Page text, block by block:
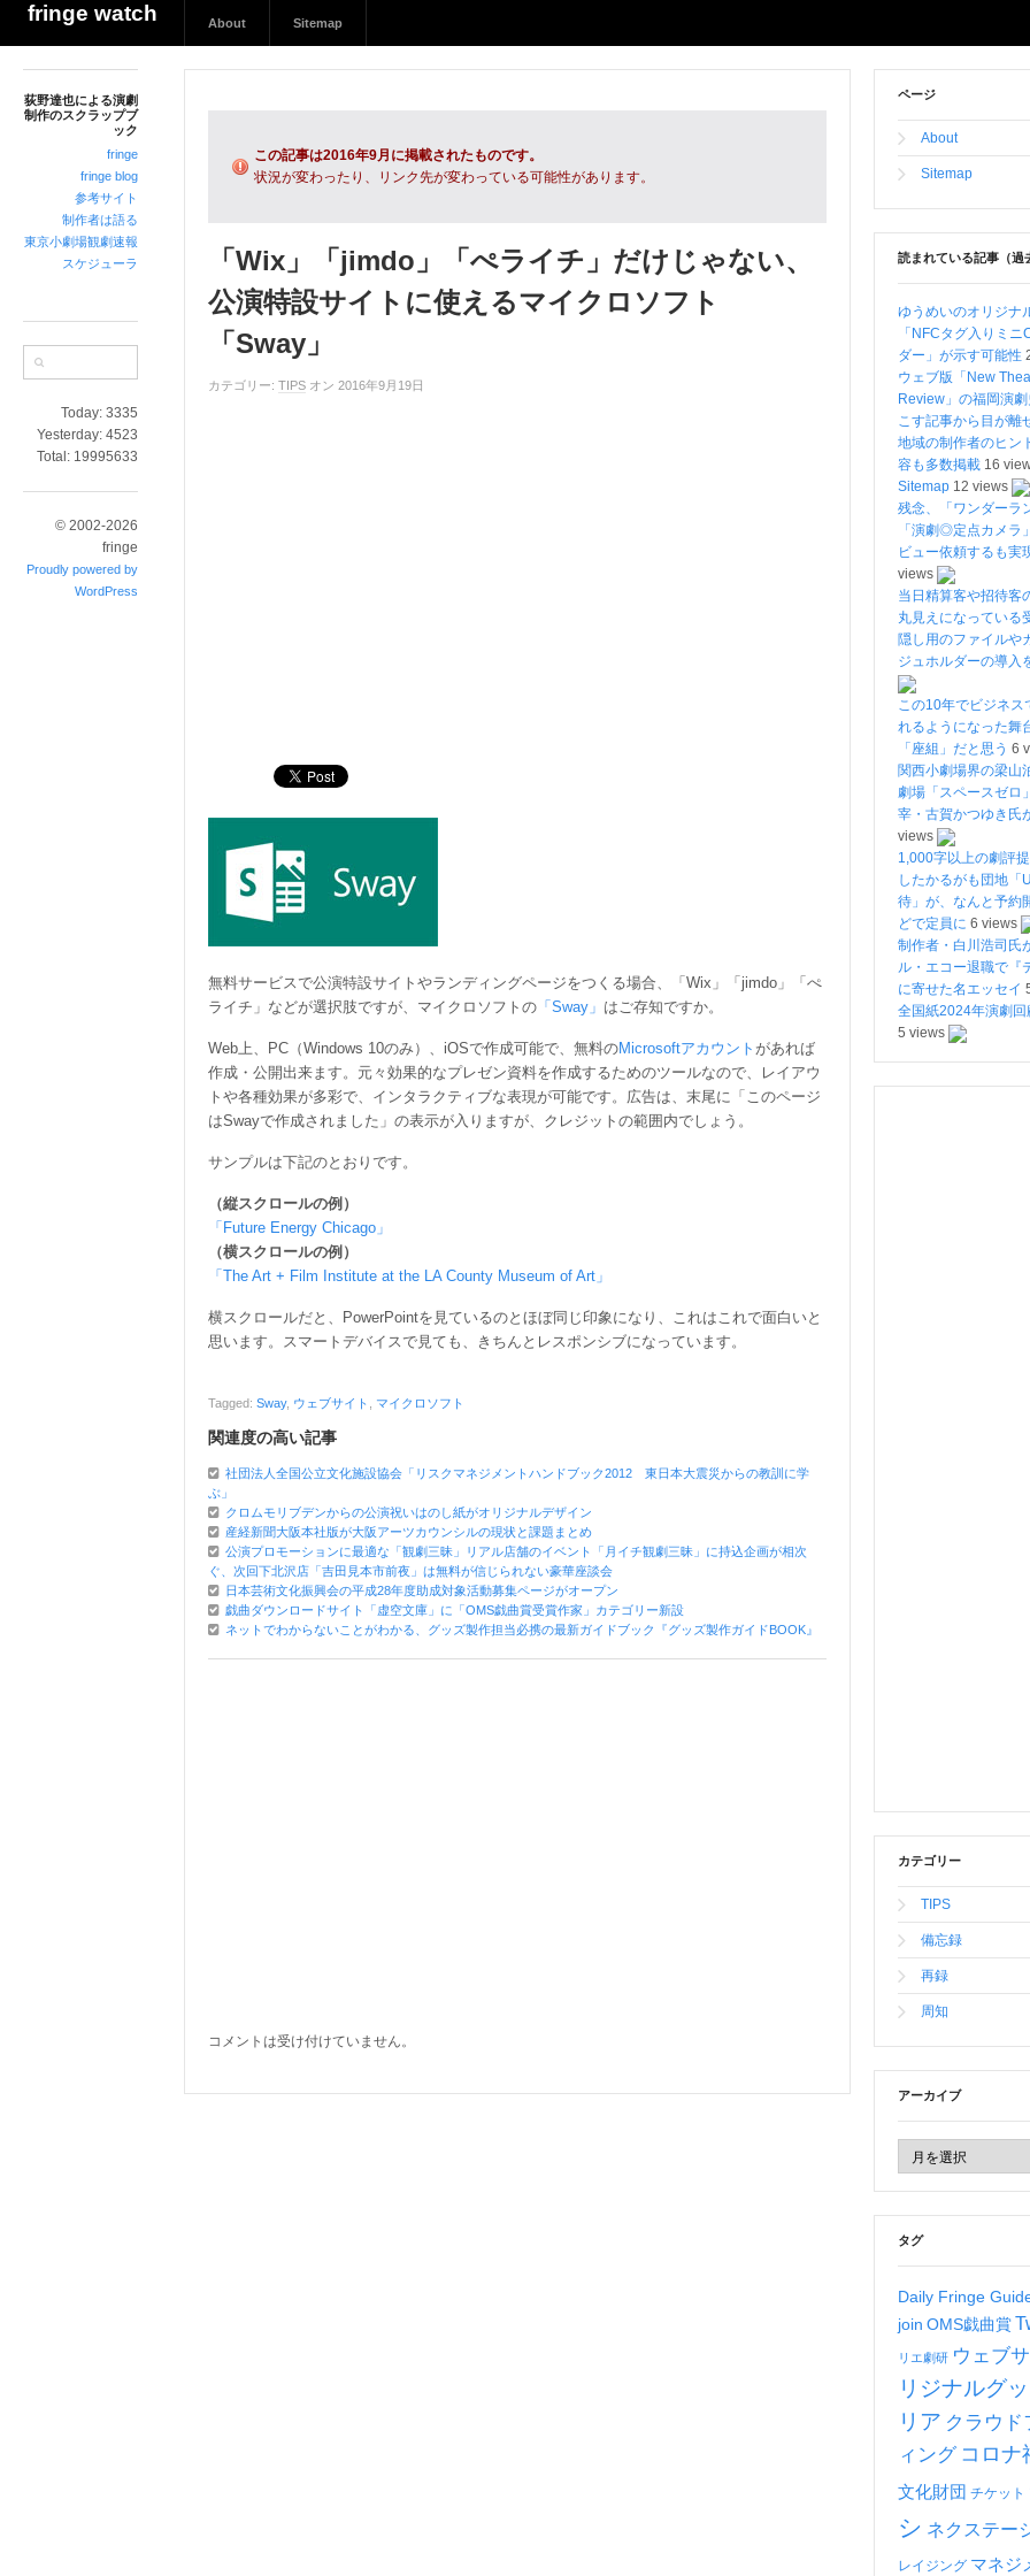
fringe watch About Sitemap
荻野達也による演劇
制作のスクラップブ
ック
fringe
fringe blog
参考サイト
制作者は語る
東京小劇場観劇速報
スケジューラ
Today: 3335
Yesterday: 4523
Total: 19995633
© 2002-2026
fringe
Proudly powered by
WordPress
この記事は2016年9月に掲載されたものです。
状況が変わったり、リンク先が変わっている可能性があります。
「Wix」「jimdo」「ぺライチ」だけじゃない、
公演特設サイトに使えるマイクロソフト
「Sway」
カテゴリー: TIPS オン 2016年9月19日
無料サービスで公演特設サイトやランディングページをつくる場合、「Wix」「jimdo」「ぺ
ライチ」などが選択肢ですが、マイクロソフトの 「Sway」 はご存知ですか。
Web上、PC（Windows 10のみ）、iOSで作成可能で、無料のMicrosoftアカウント があれば
作成・公開出来ます。元々効果的なプレゼン資料を作成するためのツールなので、レイアウ
トや各種効果が多彩で、インタラクティブな表現が可能です。広告は、末尾に「このページ
はSwayで作成されました」の表示が入りますが、クレジットの範囲内でしょう。
サンプルは下記のとおりです。
（縦スクロールの例）
「Future Energy Chicago」
（横スクロールの例）
「The Art + Film Institute at the LA County Museum of Art」
横スクロールだと、PowerPointを見ているのとほぼ同じ印象になり、これはこれで面白いと
思います。スマートデバイスで見ても、きちんとレスポンシブになっています。
Tagged: Sway, ウェブサイト マイクロソフト
関連度の高い記事
社団法人全国公立文化施設協会「リスクマネジメントハンドブック2012 東日本大震災からの教訓に学
ぶ」
クロムモリブデンからの公演祝いはのし紙がオリジナルデザイン
産経新聞大阪本社版が大阪アーツカウンシルの現状と課題まとめ
公演プロモーションに最適な「観劇三昧」リアル店舗のイベント「月イチ観劇三昧」に持込企画が相次
ぐ、次回下北沢店「吉田見本市前夜」は無料が信じられない豪華座談会
日本芸術文化振興会の平成28年度助成対象活動募集ページがオープン
戯曲ダウンロードサイト「虚空文庫」に「OMS戯曲賞受賞作家」カテゴリー新設
ネットでわからないことがわかる、グッズ製作担当必携の最新ガイドブック『グッズ製作ガイドBOOK』
コメントは受け付けていません。
ページ
About
Sitemap
読まれている記事（過
ゆうめいのオリジナ
「NFCタグ入りミ
ダー」が示す可能性
ウェブ版「New
Review」の福岡演
こす記事から目が離
地域の制作者のヒン
容も多数掲載 16
Sitemap 12 views
残念、「ワンダーラ
「演劇◎定点カメラ
ビュー依頼するも実
views
当日精算客や招待客
丸見えになっている
隠し用のファイルや
ジュホルダーの導入
この10年でビジネス
れるようになった舞
「座組」だと思う 6
関西小劇場界の梁山
劇場「スペースゼロ
宰・古賀かつゆき氏
views
1,000字以上の劇評
したかるがも団地「
待」が、なんと予約
どで定員に 6 views
制作者・白川浩司氏
ル・エコー退職で『
に寄せた名エッセイ
全国紙2024年演劇
5 views
カテゴリー
TIPS
備忘録
再録
周知
アーカイブ
タグ
Daily Fringe
join OMS戯曲賞
リエ劇研 ウェブ
リジナルグ
リア クラウド
ィング コロナ
文化財団 チケット
シ ネクステー
レイジング マネジ